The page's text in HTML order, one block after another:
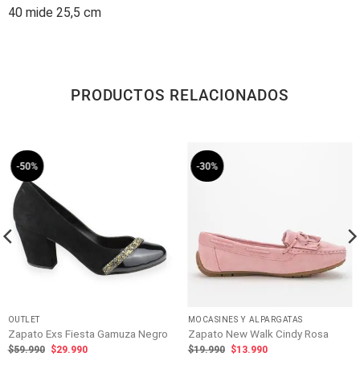
40 mide 25,5 cm
PRODUCTOS RELACIONADOS
-50%
OUTLET
Zapato Exs Fiesta Gamuza Negro
$59.990
El
$29.990El
-30%
MOCASINES Y ALPARGATAS
Zapato New Walk Cindy Rosa
$19.990 El
$13.990El